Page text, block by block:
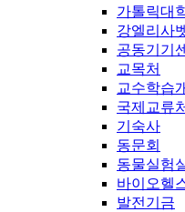
가톨릭대
강엘리사
공동기기
교목처
교수학습
국제교류
기숙사
동문회
동물실험
바이오헬
발전기금